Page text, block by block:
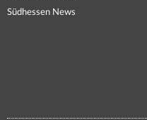
Südhessen News